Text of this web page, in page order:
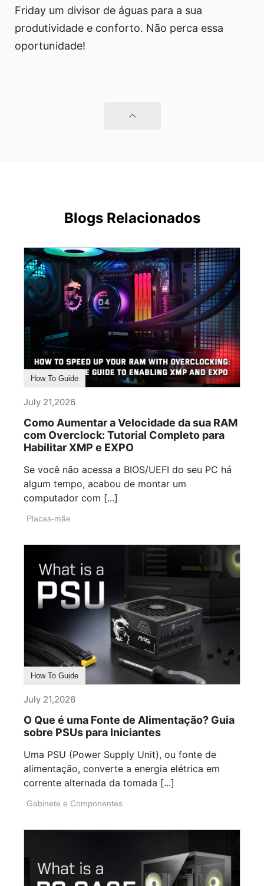
Friday um divisor de águas para a sua
produtividade e conforto. Não perca essa
oportunidade!
Blogs Relacionados
How To Guide
July 21,2026
Como Aumentar a Velocidade da sua RAM
com Overclock: Tutorial Completo para
Habilitar XMP e EXPO
Se você não acessa a BIOS/UEFI do seu PC há
algum tempo, acabou de montar um
computador com [...]
Placas-mãe
How To Guide
July 21,2026
O Que é uma Fonte de Alimentação? Guia
sobre PSUs para Iniciantes
Uma PSU (Power Supply Unit), ou fonte de
alimentação, converte a energia elétrica em
corrente alternada da tomada [...]
Gabinete e Componentes